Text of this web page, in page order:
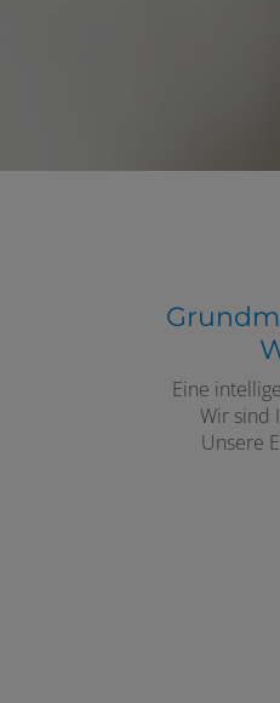
Eine
Wir sind
Unsere